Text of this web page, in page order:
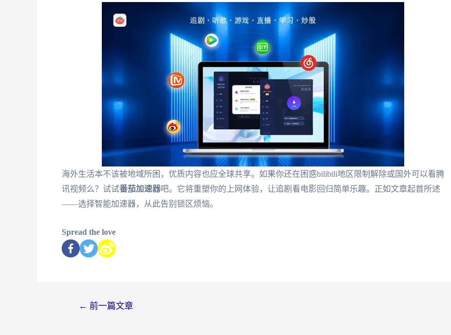
海外生活本不该被地域所困，优质内容也应全球共享。如果你还在困惑bilibili地区限制解除或国外可以看腾
讯视频么？试试番茄加速器吧。它将重塑你的上网体验，让追剧看电影回归简单乐趣。正如文章起首所述
——选择智能加速器，从此告别锁区烦恼。
Spread the love
← 前一篇文章